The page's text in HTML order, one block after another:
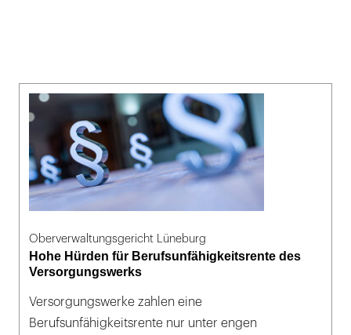
Oberverwaltungsgericht Lüneburg
Hohe Hürden für Berufsunfähigkeitsrente des
Versorgungswerks
Versorgungswerke zahlen eine
Berufsunfähigkeitsrente nur unter engen